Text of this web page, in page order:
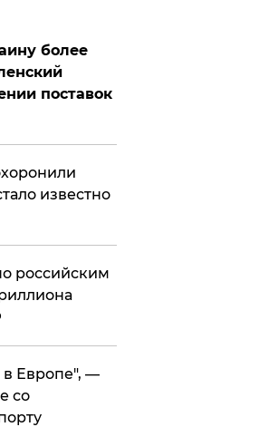
более
поставок
известно
российским
в Европе", —
со